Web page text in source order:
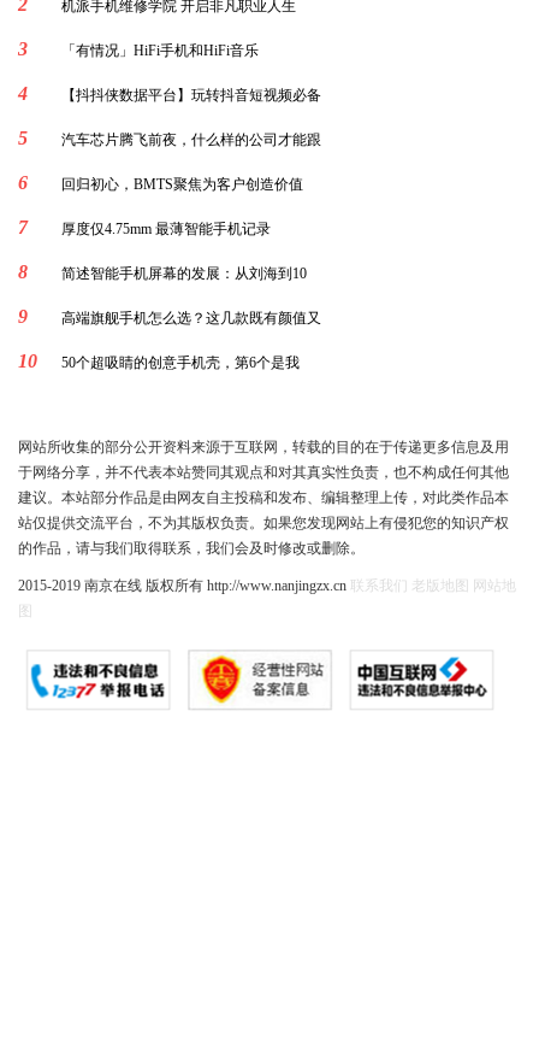
2 机派手机维修学院 开启非凡职业人生
3 「有情况」HiFi手机和HiFi音乐
4 【抖抖侠数据平台】玩转抖音短视频必备
5 汽车芯片腾飞前夜，什么样的公司才能跟
6 回归初心，BMTS聚焦为客户创造价值
7 厚度仅4.75mm 最薄智能手机记录
8 简述智能手机屏幕的发展：从刘海到10
9 高端旗舰手机怎么选？这几款既有颜值又
10 50个超吸睛的创意手机壳，第6个是我
网站所收集的部分公开资料来源于互联网，转载的目的在于传递更多信息及用
于网络分享，并不代表本站赞同其观点和对其真实性负责，也不构成任何其他
建议。本站部分作品是由网友自主投稿和发布、编辑整理上传，对此类作品本
站仅提供交流平台，不为其版权负责。如果您发现网站上有侵犯您的知识产权
的作品，请与我们取得联系，我们会及时修改或删除。
2015-2019 南京在线 版权所有 http://www.nanjingzx.cn 联系我们 老版地图
网站地
图